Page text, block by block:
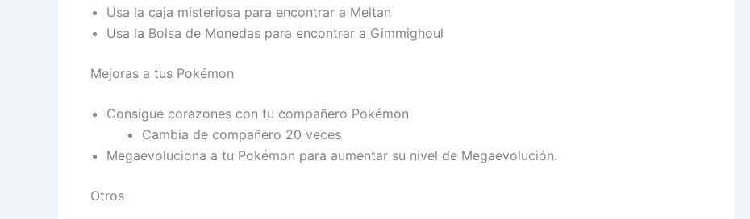
Usa la caja misteriosa para encontrar a Meltan
Usa la Bolsa de Monedas para encontrar a Gimmighoul
Mejoras a tus Pokémon
Consigue corazones con tu compañero Pokémon
Cambia de compañero 20 veces
Megaevoluciona a tu Pokémon para aumentar su nivel de Megaevolución.
Otros